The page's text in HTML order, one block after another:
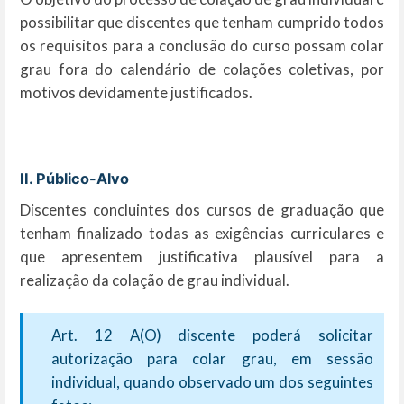
possibilitar que discentes que tenham cumprido todos
os requisitos para a conclusão do curso possam colar
grau fora do calendário de colações coletivas, por
motivos devidamente justificados.
II. Público-Alvo
Discentes concluintes dos cursos de graduação que
tenham finalizado todas as exigências curriculares e
que apresentem justificativa plausível para a
realização da colação de grau individual.
Art. 12 A(O) discente poderá solicitar
autorização para colar grau, em sessão
individual, quando observado um dos seguintes